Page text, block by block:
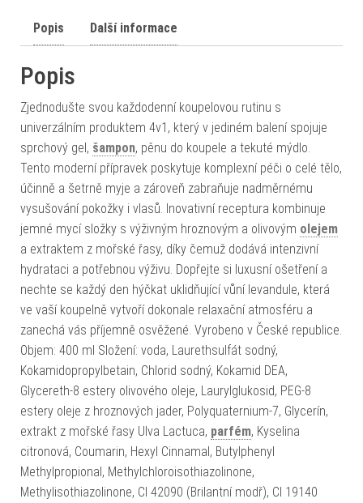
Popis Další informace
Popis
Zjednodušte svou každodenní koupelovou rutinu s
univerzálním produktem 4v1, který v jediném balení spojuje
sprchový gel, šampon, pěnu do koupele a tekuté mýdlo.
Tento moderní přípravek poskytuje komplexní péči o celé tělo,
účinně a šetrně myje a zároveň zabraňuje nadměrnému
vysušování pokožky i vlasů. Inovativní receptura kombinuje
jemné mycí složky s výživným hroznovým a olivovým olejem
a extraktem z mořské řasy, díky čemuž dodává intenzivní
hydrataci a potřebnou výživu. Dopřejte si luxusní ošetření a
nechte se každý den hýčkat uklidňující vůní levandule, která
ve vaší koupelně vytvoří dokonale relaxační atmosféru a
zanechá vás příjemně osvěžené. Vyrobeno v České republice.
Objem: 400 ml Složení: voda, Laurethsulfát sodný,
Kokamidopropylbetain, Chlorid sodný, Kokamid DEA,
Glycereth-8 estery olivového oleje, Laurylglukosid, PEG-8
estery oleje z hroznových jader, Polyquaternium-7, Glycerín,
extrakt z mořské řasy Ulva Lactuca, parfém, Kyselina
citronová, Coumarin, Hexyl Cinnamal, Butylphenyl
Methylpropional, Methylchloroisothiazolinone,
Methylisothiazolinone, CI 42090 (Brilantní modř), CI 19140